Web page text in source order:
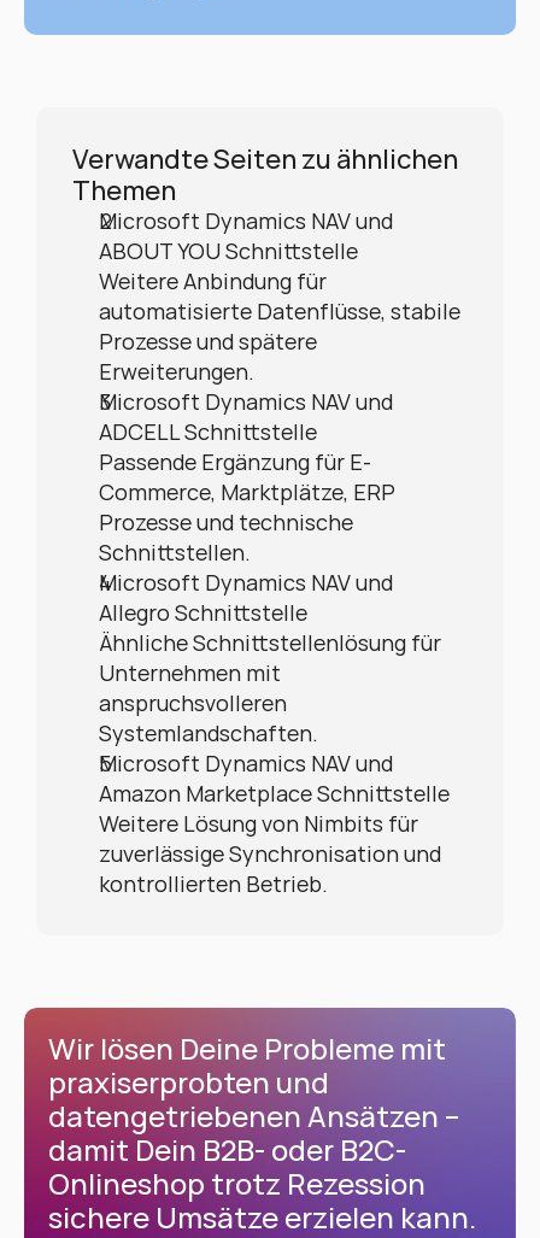
Verwandte Seiten zu ähnlichen
Themen
Microsoft Dynamics NAV und
ABOUT YOU Schnittstelle
Weitere Anbindung für
automatisierte Datenflüsse, stabile
Prozesse und spätere
Erweiterungen.
Microsoft Dynamics NAV und
ADCELL Schnittstelle
Passende Ergänzung für E-
Commerce, Marktplätze, ERP
Prozesse und technische
Schnittstellen.
Microsoft Dynamics NAV und
Allegro Schnittstelle
Ähnliche Schnittstellenlösung für
Unternehmen mit
anspruchsvolleren
Systemlandschaften.
Microsoft Dynamics NAV und
Amazon Marketplace Schnittstelle
Weitere Lösung von Nimbits für
zuverlässige Synchronisation und
kontrollierten Betrieb.
Wir lösen Deine Probleme mit
praxiserprobten und
datengetriebenen Ansätzen –
damit Dein B2B- oder B2C-
Onlineshop trotz Rezession
sichere Umsätze erzielen kann.